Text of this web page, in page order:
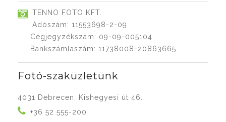
TENNO FOTO KFT.
Adószám: 11553698-2-09
Cégjegyzékszám: 09-09-005104
Bankszámlaszám: 11738008-20863665
Fotó-szaküzletünk
4031 Debrecen, Kishegyesi út 46.
+36 52 555-200